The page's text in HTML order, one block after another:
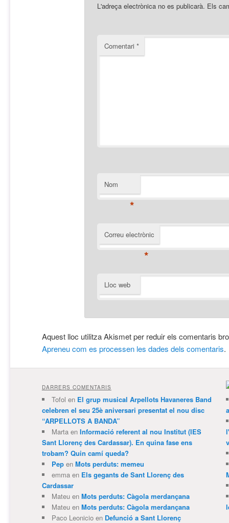
L'adreça electrònica no es publicarà. Els
Comentari *
Nom
*
Correu electrònic
*
Lloc web
Aquest lloc utilitza Akismet per reduir els comentaris
Apreneu com es processen les dades dels comentaris.
DARRERS COMENTARIS
Tofol en El grup musical Arpellots Havaneres Band
celebren el seu 25è aniversari presentat el nou disc
“ARPELLOTS A BANDA”
Martaen Informació referent al nou Institut (IES
Sant Llorenç des Cardassar). En quina fase ens
trobam? Quin camí queda?
Pepen Mots perduts: memeu
emmaen Els gegants de Sant Llorenç des
Cardassar
Mateuen Mots perduts: Càgola merdançana
Mateuen Mots perduts: Càgola merdançana
Paco Leonicioen Defunció a Sant Llorenç